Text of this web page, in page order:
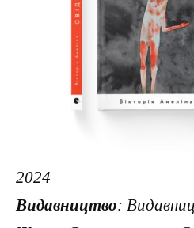
2024
Видавництво: